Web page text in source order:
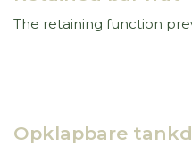
The retaining function
Opklapbare